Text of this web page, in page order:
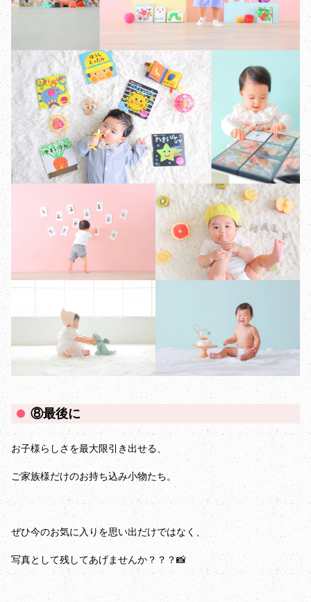
⑧最後に
お子様らしさを最大限引き出せる、
ご家族様だけのお持ち込み小物たち。
ぜひ今のお気に入りを思い出だけではなく、
写真として残してあげませんか？？？📸